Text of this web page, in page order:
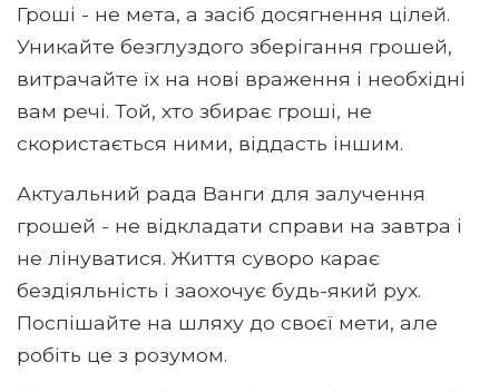
Гроші - не мета, а засіб досягнення цілей.
Уникайте безглуздого зберігання грошей,
витрачайте їх на нові враження і необхідні
вам речі. Той, хто збирає гроші, не
скористається ними, віддасть іншим.
Актуальний рада Ванги для залучення
грошей - не відкладати справи на завтра і
не лінуватися. Життя суворо карає
бездіяльність і заохочує будь-який рух.
Поспішайте на шляху до своєї мети, але
робіть це з розумом.